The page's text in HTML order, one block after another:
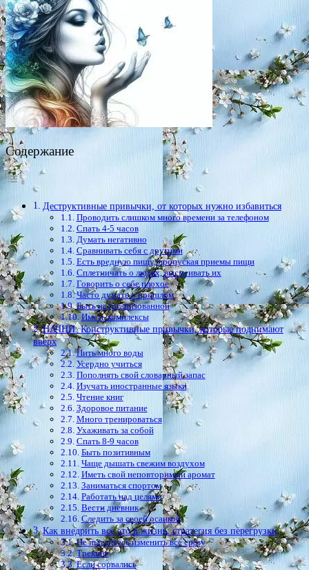
Содержание
Деструктивные привычки, от которых нужно избавиться
Проводить слишком много времени за телефоном
Спать 4-5 часов
Думать негативно
Сравнивать себя с другими
Есть вредную пищу, пропуская приемы пищи
Сплетничать о людях, высмеивать их
Говорить о себе плохое
Часто думать о прошлом
Быть неорганизованной
Иметь комплексы
НАЧНИ: Конструктивные привычки, которые поднимают
вверх
Пить много воды
Усердно учиться
Пополнять свой словарный запас
Изучать иностранные языки
Чтение книг
Здоровое питание
Много тренироваться
Ухаживать за собой
Спать 8-9 часов
Быть позитивным
Чаще дышать свежим воздухом
Иметь свой неповторимый аромат
Заниматься спортом
Работать над целями
Вести дневник
Следить за своей осанкой
Как внедрить все это в жизнь: стратегия без перегрузки
Не пытайтесь изменить всё сразу
Трекинг
Если сорвались